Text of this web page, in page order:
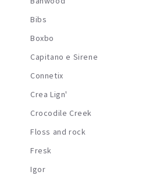
Bibs
Boxbo
Capitano e Sirene
Connetix
Crea Lign'
Crocodile Creek
Floss and rock
Fresk
Igor